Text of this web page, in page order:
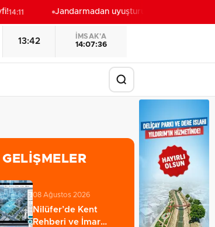
14:11 Jandarmadan uyuşturucu operasyonu: 1
13:42
İMSAK'A
14:07:34
08 Ağustos 2026
Nilüfer’de Kent
Rehberi ve İmar